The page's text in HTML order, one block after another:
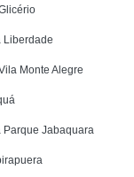
Liberdade
Monte Alegre
Parque Jabaquara